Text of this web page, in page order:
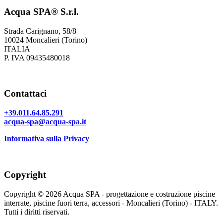
Acqua SPA® S.r.l.
Strada Carignano, 58/8
10024 Moncalieri (Torino)
ITALIA
P. IVA 09435480018
Contattaci
+39.011.64.85.291
acqua-spa@acqua-spa.it
Informativa sulla Privacy
Copyright
Copyright © 2026 Acqua SPA - progettazione e costruzione piscine
interrate, piscine fuori terra, accessori - Moncalieri (Torino) - ITALY.
Tutti i diritti riservati.